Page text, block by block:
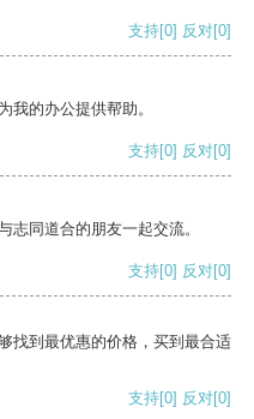
支持[0] 反对[0]
我的办公提供帮助。
支持[0] 反对[0]
志同道合的朋友一起交流。
支持[0] 反对[0]
找到最优惠的价格，买到最合适
支持[0] 反对[0]